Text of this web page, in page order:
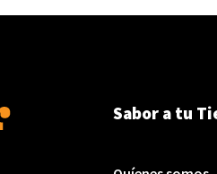
Sabor a tu